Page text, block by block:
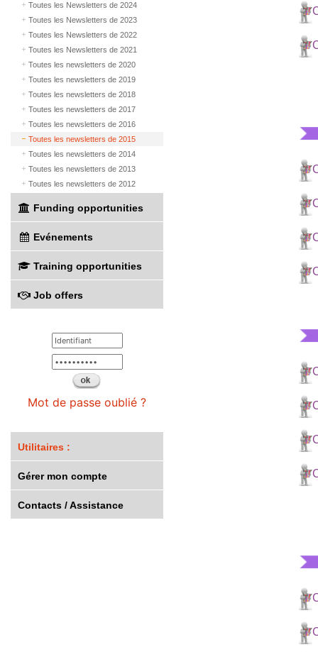
Toutes les Newsletters de 2024
Toutes les Newsletters de 2023
Toutes les Newsletters de 2022
Toutes les Newsletters de 2021
Toutes les newsletters de 2020
Toutes les newsletters de 2019
Toutes les newsletters de 2018
Toutes les newsletters de 2017
Toutes les newsletters de 2016
Toutes les newsletters de 2015
Toutes les newsletters de 2014
Toutes les newsletters de 2013
Toutes les newsletters de 2012
Funding opportunities
Evénements
Training opportunities
Job offers
Mot de passe oublié ?
Utilitaires :
Gérer mon compte
Contacts / Assistance